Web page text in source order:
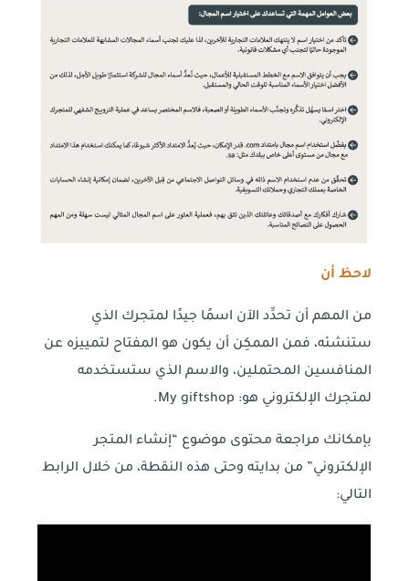
لاحظ أن
من المهم أن تحدِّد الآن اسمًا جيدًا لمتجرك الذي
ستنشئه، فمن الممكِن أن يكون هو المفتاح لتمييزه عن
المنافسين المحتملين، والاسم الذي ستستخدمه
لمتجرك الإلكتروني هو: My giftshop.
بإمكانك مراجعة محتوى موضوع “إنشاء المتجر
الإلكتروني” من بدايته وحتى هذه النقطة، من خلال الرابط
التالي: